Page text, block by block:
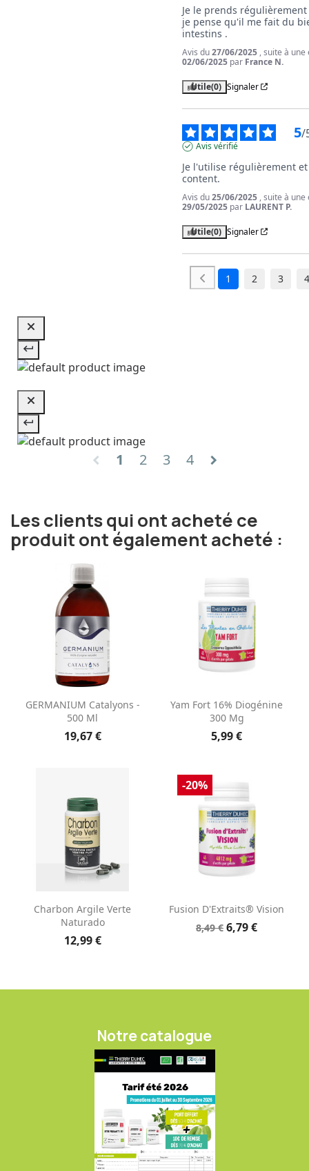
Je le prends
je pense qu'il me fait du
intestins .
Avis du27/06/2025 , suite à
02/06/2025 par France N.
Utile(0) Signaler
5/
Avis vérifié
Je l'utilise régulièrement
content.
Avis du25/06/2025 , suite à
29/05/2025 par LAURENT P.
Utile(0) Signaler
1 2 3
chevron_left 1 2 3 4 chevron_right
Les clients qui ont acheté ce
produit ont également acheté :
GERMANIUM Catalyons -
500 Ml
19,67 €
Yam Fort 16% Diogénine
300 Mg
5,99 €
Charbon Argile Verte
Naturado
12,99 €
Fusion D'Extraits® Vision
8,49 € 6,79 €
-20%
Notre catalogue